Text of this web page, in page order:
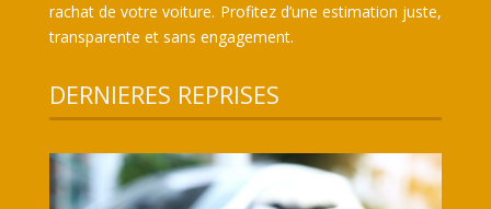
rachat de votre voiture. Profitez d’une estimation juste,
transparente et sans engagement.
DERNIERES REPRISES